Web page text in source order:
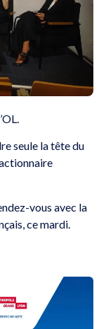
seule la tête du
vous avec la
ce mardi.